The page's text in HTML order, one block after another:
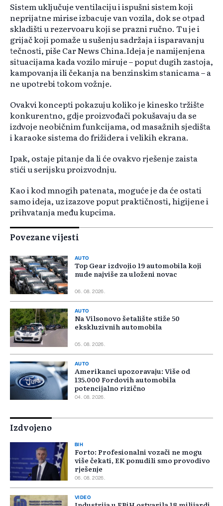
Sistem uključuje ventilaciju i ispušni sistem koji
neprijatne mirise izbacuje van vozila, dok se otpad
skladišti u rezervoaru koji se prazni ručno. Tu je i
grijač koji pomaže u sušenju sadržaja i isparavanju
tečnosti, piše Car News China.Ideja je namijenjena
situacijama kada vozilo miruje – poput dugih zastoja,
kampovanja ili čekanja na benzinskim stanicama – a
ne upotrebi tokom vožnje.
Ovakvi koncepti pokazuju koliko je kinesko tržište
konkurentno, gdje proizvođači pokušavaju da se
izdvoje neobičnim funkcijama, od masažnih sjedišta
i karaoke sistema do frižidera i velikih ekrana.
Ipak, ostaje pitanje da li će ovakvo rješenje zaista
stići u serijsku proizvodnju.
Kao i kod mnogih patenata, moguće je da će ostati
samo ideja, uz izazove poput praktičnosti, higijene i
prihvatanja među kupcima.
Povezane vijesti
AUTO
Top Gear izdvojio 19 automobila koji
nude najviše za uloženi novac
06. 08. 2026.
AUTO
Na Vilsonovo šetalište stiže 50
ekskluzivnih automobila
05. 08. 2026.
AUTO
Amerikanci upozoravaju: Više od
135.000 Fordovih automobila
potencijalno rizično
04. 08. 2026.
Izdvojeno
BIH
Forto: Profesionalni vozači ne mogu
više čekati, EK ponudili smo provodivo
rješenje
06. 08. 2026.
VIDEO